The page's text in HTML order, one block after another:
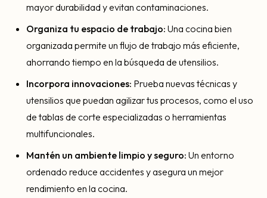
mayor durabilidad y evitan contaminaciones.
Organiza tu espacio de trabajo: Una cocina bien
organizada permite un flujo de trabajo más eficiente,
ahorrando tiempo en la búsqueda de utensilios.
Incorpora innovaciones: Prueba nuevas técnicas y
utensilios que puedan agilizar tus procesos, como el uso
de tablas de corte especializadas o herramientas
multifuncionales.
Mantén un ambiente limpio y seguro: Un entorno
ordenado reduce accidentes y asegura un mejor
rendimiento en la cocina.